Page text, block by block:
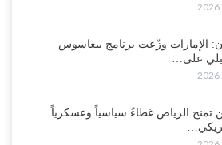
التصعيد نحو الخيار العسكري..!
آخر وصراع على السفارات.. أزمة المحاصصة
الريان.. المخابرات السعودية تصفي أبرز
الإمارات وزّعت برنامج بيغاسوس
على…
تمنح الرياض غطاءً سياسياً وعسكرياً..